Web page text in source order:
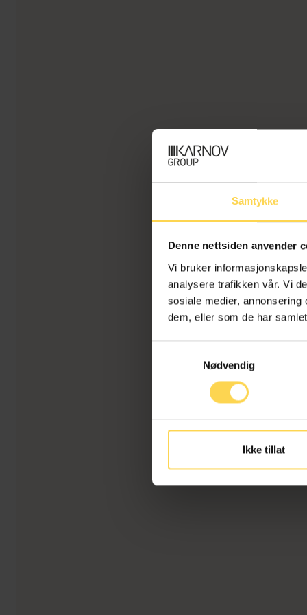
Samtykke
Denne nettsiden anvender
Vi bruker
analysere trafikken vår. Vi
sosiale medier,
dem, eller som de har
Nødvendig
Ikke tillat